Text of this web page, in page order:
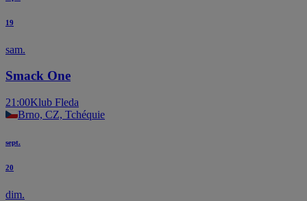
19
sam.
Smack One
21:00Klub Fleda
Brno, CZ, Tchéquie
sept.
20
dim.